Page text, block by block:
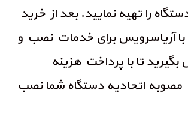
را تهیه نمایید. بعد از خرید
با آریاسرویس برای خدمات نصب و
بگیرید تا با پرداخت هزینه
مصوبه اتحادیه دستگاه شما نصب